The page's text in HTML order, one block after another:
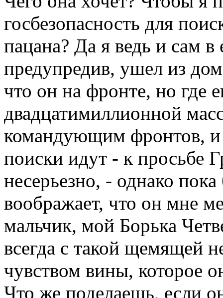
госбезопасность для
пацана? Да я ведь и сам в
предупредив, ушел из
что он на фронте, но где
двадцатимиллионной
командующим фронтов, и
поиски идут - к просьбе
несерьезно, - однако пока
воображает, что он мне
мальчик, мой Борька
всегда с такой щемящей
чувством вины, которое
Что же поделаешь, если